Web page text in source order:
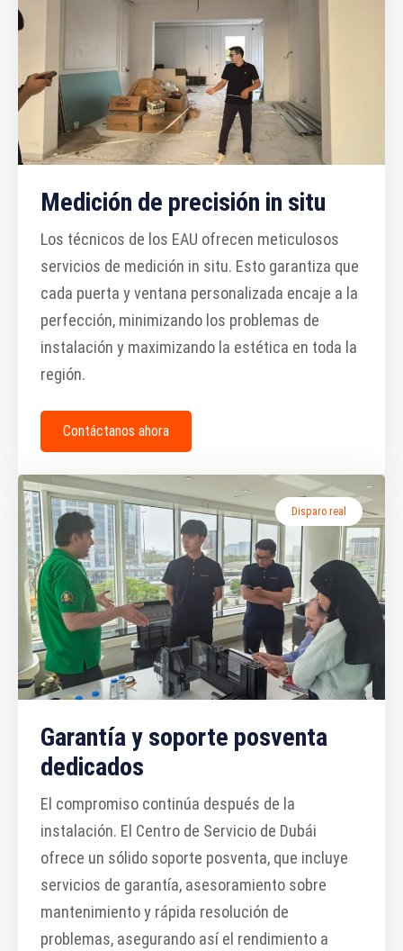
Medición de precisión in situ
Los técnicos de los EAU ofrecen meticulosos
servicios de medición in situ. Esto garantiza que
cada puerta y ventana personalizada encaje a la
perfección, minimizando los problemas de
instalación y maximizando la estética en toda la
región.
Contáctanos ahora
Disparo real
Garantía y soporte posventa
dedicados
El compromiso continúa después de la
instalación. El Centro de Servicio de Dubái
ofrece un sólido soporte posventa, que incluye
servicios de garantía, asesoramiento sobre
mantenimiento y rápida resolución de
problemas, asegurando así el rendimiento a